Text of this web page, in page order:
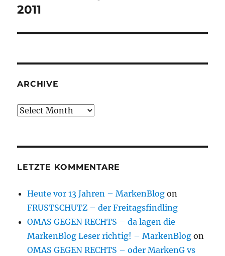
post:
2011
ARCHIVE
Archive
LETZTE KOMMENTARE
Heute vor 13 Jahren – MarkenBlog on
FRUSTSCHUTZ – der Freitagsfindling
OMAS GEGEN RECHTS – da lagen die
MarkenBlog Leser richtig! – MarkenBlog on
OMAS GEGEN RECHTS – oder MarkenG vs